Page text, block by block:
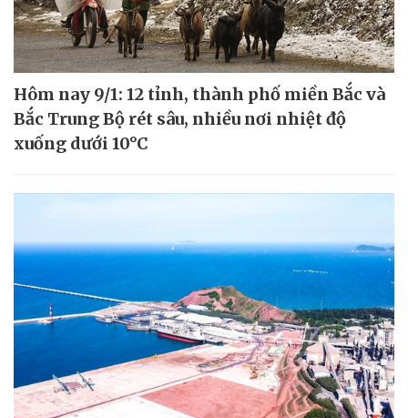
Hôm nay 9/1: 12 tỉnh, thành phố miền Bắc và
Bắc Trung Bộ rét sâu, nhiều nơi nhiệt độ
xuống dưới 10°C